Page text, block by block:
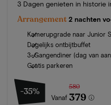
3 Dagen genieten in historie
Arrangement 2 nachten
Kamerupgrade naar Junior
Dagelijks ontbijtbuffet
3-Gangendiner (dag van
Gratis parkeren
-35%
Vanaf
580
379